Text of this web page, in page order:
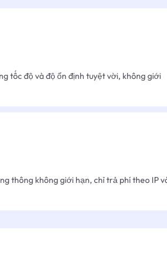
tốc độ và độ ổn định tuyệt vời, không giới
thông không giới hạn, chỉ trả phí theo IP